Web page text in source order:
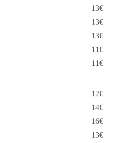
13€
13€
13€
11€
11€
12€
14€
16€
13€